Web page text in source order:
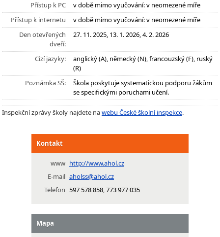
Přístup k PC
v době mimo vyučování: v neomezené míře
Přístup k internetu
v době mimo vyučování: v neomezené míře
Den otevřených
dveří:
27. 11. 2025, 13. 1. 2026, 4. 2. 2026
Cizí jazyky:
anglický (A), německý (N), francouzský (F), ruský
(R)
Poznámka SŠ:
Škola poskytuje systematickou podporu žákům
se specifickými poruchami učení.
Inspekční zprávy školy najdete nawebu České školní inspekce.
Kontakt
www http://www.ahol.cz
E-mail aholss@ahol.cz
Telefon 597 578 858, 773 977 035
Mapa